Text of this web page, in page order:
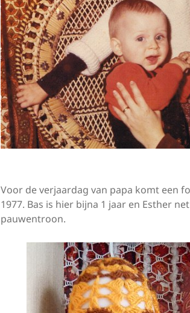
Voor de verjaardag van papa komt een
1977. Bas is hier bijna 1 jaar en Esther
pauwentroon.